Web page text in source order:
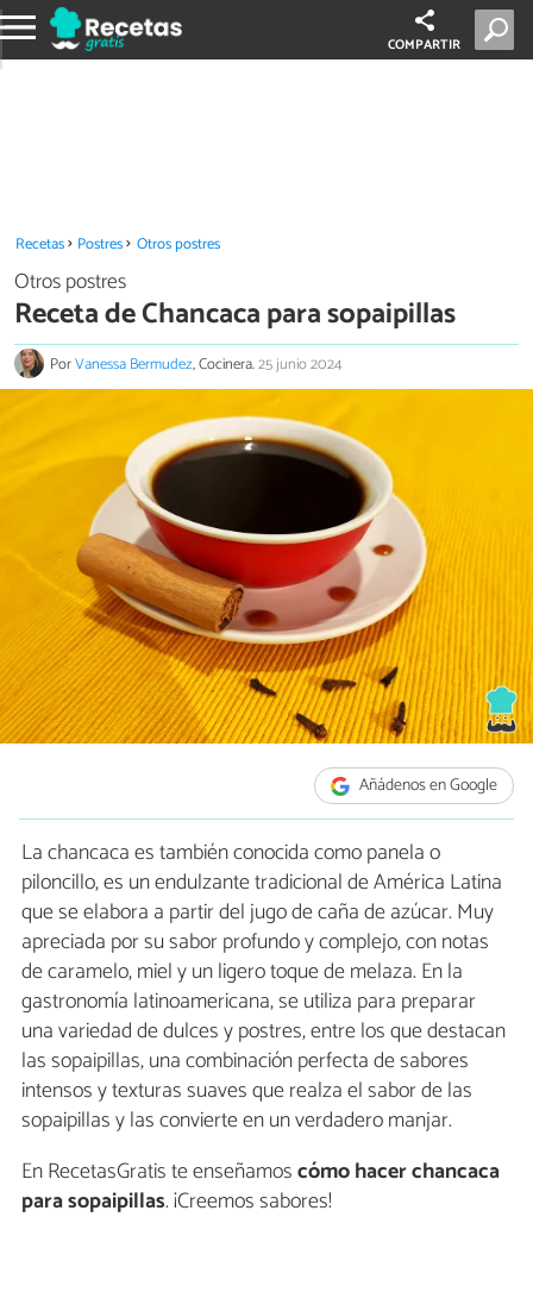
COMPARTIR
Recetas Postres Otros postres
Otros postres
Receta de Chancaca para sopaipillas
PorVanessa Bermudez, Cocinera.25 junio 2024
Añádenos en Google
La chancaca es también conocida como panela o
piloncillo, es un endulzante tradicional de América Latina
que se elabora a partir del jugo de caña de azúcar. Muy
apreciada por su sabor profundo y complejo, con notas
de caramelo, miel y un ligero toque de melaza. En la
gastronomía latinoamericana, se utiliza para preparar
una variedad de dulces y postres, entre los que destacan
las sopaipillas, una combinación perfecta de sabores
intensos y texturas suaves que realza el sabor de las
sopaipillas y las convierte en un verdadero manjar.
En RecetasGratis te enseñamoscómo hacer chancaca
para sopaipillas. ¡Creemos sabores!